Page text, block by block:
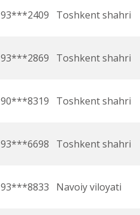
93***2409 Toshkent shahri
93***2869 Toshkent shahri
90***8319 Toshkent shahri
93***6698 Toshkent shahri
93***8833 Navoiy viloyati